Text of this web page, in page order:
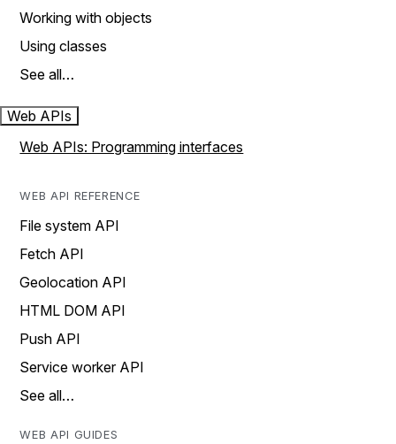
Working with objects
Using classes
See all…
Web APIs
Web APIs: Programming interfaces
WEB API REFERENCE
File system API
Fetch API
Geolocation API
HTML DOM API
Push API
Service worker API
See all…
WEB API GUIDES